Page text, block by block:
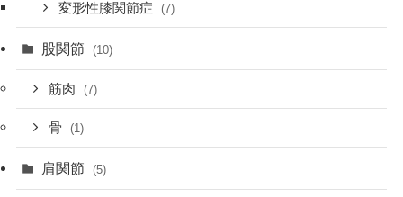
変形性膝関節症 (7)
股関節 (10)
筋肉 (7)
骨 (1)
肩関節 (5)